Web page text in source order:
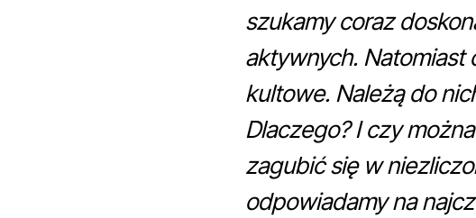
szukamy coraz
aktywnych. Natomiast
kultowe. Należą do
Dlaczego? I czy
zagubić się w
odpowiadamy na